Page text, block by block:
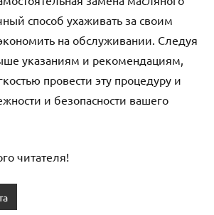
способ ухаживать за своим
на обслуживании. Следуя
указаниям и рекомендациям,
провести эту процедуру и
и безопасности вашего
читателя!